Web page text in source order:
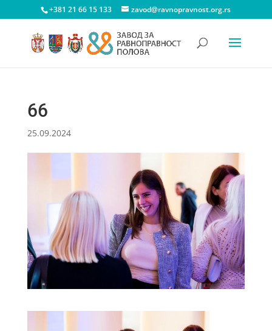
+381 21 66 15 133 zavod@ravnopravnost.org.rs
66
25.09.2024